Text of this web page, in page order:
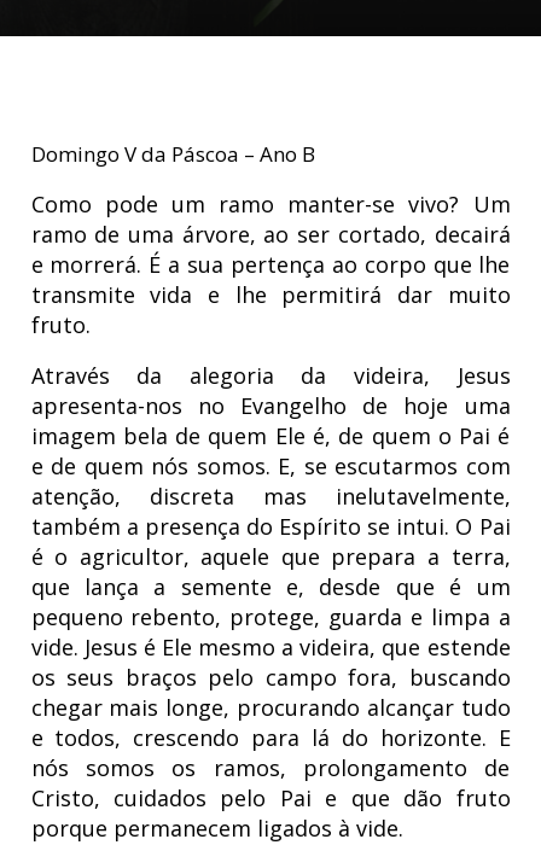
Domingo V da Páscoa – Ano B
Como pode um ramo manter-se vivo? Um
ramo de uma árvore, ao ser cortado, decairá
e morrerá. É a sua pertença ao corpo que lhe
transmite vida e lhe permitirá dar muito
fruto.
Através da alegoria da videira, Jesus
apresenta-nos no Evangelho de hoje uma
imagem bela de quem Ele é, de quem o Pai é
e de quem nós somos. E, se escutarmos com
atenção, discreta mas inelutavelmente,
também a presença do Espírito se intui. O Pai
é o agricultor, aquele que prepara a terra,
que lança a semente e, desde que é um
pequeno rebento, protege, guarda e limpa a
vide. Jesus é Ele mesmo a videira, que estende
os seus braços pelo campo fora, buscando
chegar mais longe, procurando alcançar tudo
e todos, crescendo para lá do horizonte. E
nós somos os ramos, prolongamento de
Cristo, cuidados pelo Pai e que dão fruto
porque permanecem ligados à vide.